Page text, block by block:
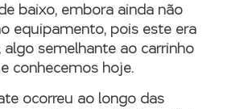
baixo, embora ainda não
equipamento, pois este era
semelhante ao carrinho
conhecemos hoje.
ocorreu ao longo das